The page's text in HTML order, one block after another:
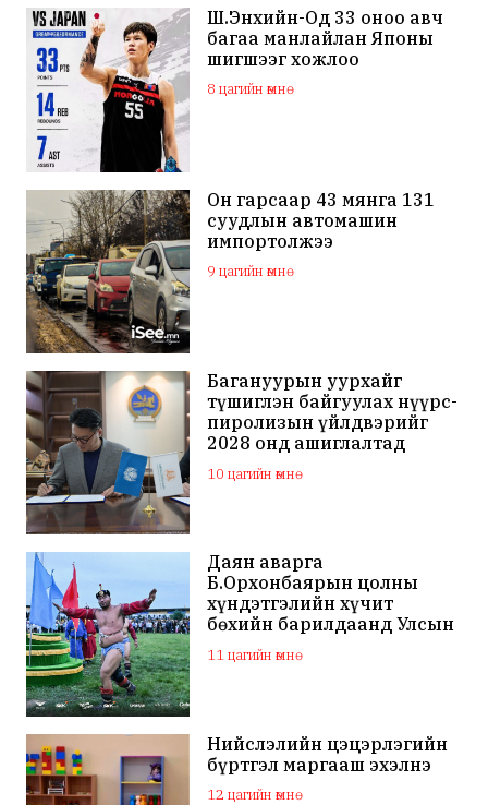
Ш.Энхийн-Од 33 оноо авч
багаа манлайлан Японы
шигшээг хожлоо
8 цагийн өмнө
Он гарсаар 43 мянга 131
суудлын автомашин
импортолжээ
9 цагийн өмнө
Багануурын уурхайг
түшиглэн байгуулах нүүрс-
пиролизын үйлдвэрийг
2028 онд ашиглалтад
оруулна
10 цагийн өмнө
Даян аварга
Б.Орхонбаярын цолны
хүндэтгэлийн хүчит
бөхийн барилдаанд Улсын
арслан Ц.Бямба-Отгон
түрүүллээ
11 цагийн өмнө
Нийслэлийн цэцэрлэгийн
бүртгэл маргааш эхэлнэ
12 цагийн өмнө